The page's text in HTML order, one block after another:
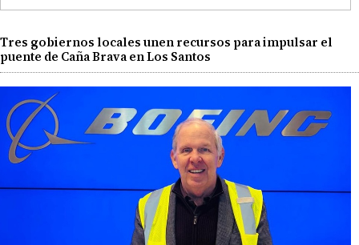
Tres gobiernos locales unen recursos para impulsar el
puente de Caña Brava en Los Santos